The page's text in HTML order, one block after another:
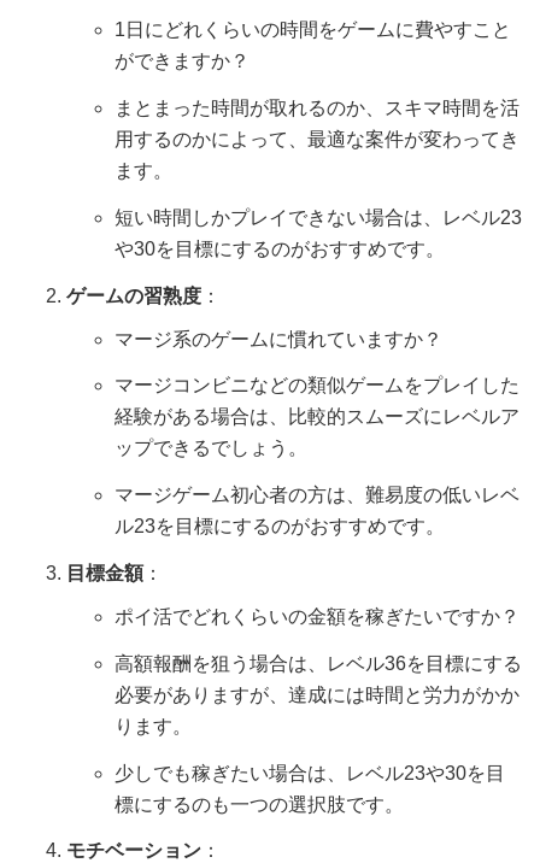
1日にどれくらいの時間をゲームに費やすこと
ができますか？
まとまった時間が取れるのか、スキマ時間を活
用するのかによって、最適な案件が変わってき
ます。
短い時間しかプレイできない場合は、レベル23
や30を目標にするのがおすすめです。
ゲームの習熟度 ：
マージ系のゲームに慣れていますか？
マージコンビニなどの類似ゲームをプレイした
経験がある場合は、比較的スムーズにレベルア
ップできるでしょう。
マージゲーム初心者の方は、難易度の低いレベ
ル23を目標にするのがおすすめです。
目標金額：
ポイ活でどれくらいの金額を稼ぎたいですか？
高額報酬を狙う場合は、レベル36を目標にする
必要がありますが、達成には時間と労力がかか
ります。
少しでも稼ぎたい場合は、レベル23や30を目
標にするのも一つの選択肢です。
モチベーション ：